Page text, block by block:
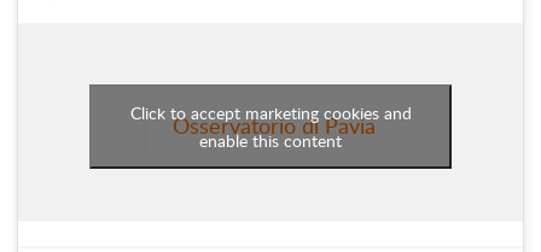
Osservatorio di Pavia
Click to accept marketing cookies and
enable this content